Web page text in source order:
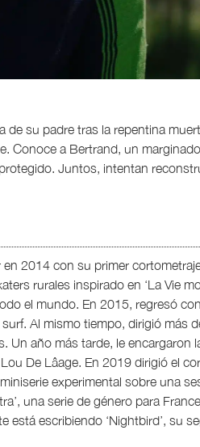
de su padre tras la repentina
Conoce a Bertrand, un
Juntos, intentan
2014 con su primer
rurales inspirado en ‘La Vie
el mundo. En 2015, regresó con
Al mismo tiempo, dirigió más
año más tarde, le encargaron
De Lâage. En 2019 dirigió el
experimental sobre una
una serie de género para France
está escribiendo ‘Nightbird’, su